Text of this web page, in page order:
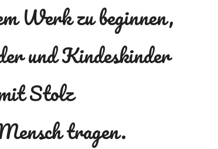
Werk zu beginnen,
und Kindeskinder
Stolz
tragen.